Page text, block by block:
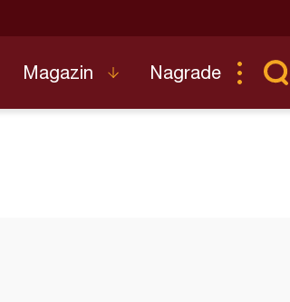
Magazin Nagrade